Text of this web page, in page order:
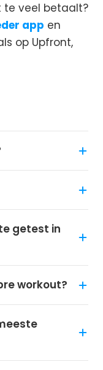
te veel betaalt?
app en
op Upfront,
getest in
workout?